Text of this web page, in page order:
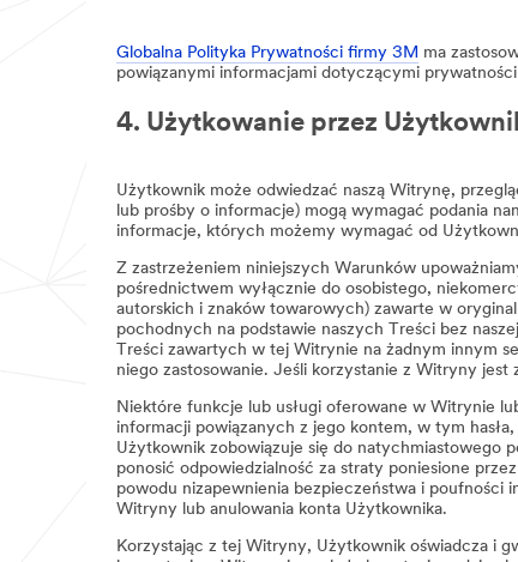
Globalna Polityka Prywatności firmy 3M ma
powiązanymi informacjami dotyczącymi
4. Użytkowanie przez
Użytkownik może odwiedzać naszą Witrynę,
lub prośby o informacje) mogą wymagać podania
informacje, których możemy wymagać od
Z zastrzeżeniem niniejszych Warunków
pośrednictwem wyłącznie do osobistego,
autorskich i znaków towarowych) zawarte w
pochodnych na podstawie naszych Treści bez
Treści zawartych w tej Witrynie na żadnym innym
niego zastosowanie. Jeśli korzystanie z Witryny
Niektóre funkcje lub usługi oferowane w Witrynie
informacji powiązanych z jego kontem, w tym
Użytkownik zobowiązuje się do natychmiastowego
ponosić odpowiedzialność za straty poniesione
powodu nizapewnienia bezpieczeństwa i poufności
Witryny lub anulowania konta Użytkownika.
Korzystając z tej Witryny, Użytkownik oświadcza i